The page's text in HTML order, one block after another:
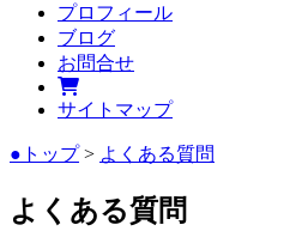
プロフィール
ブログ
お問合せ
サイトマップ
●トップ> よくある質問
よくある質問